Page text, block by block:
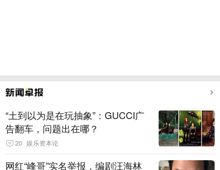
“土到以为是在玩抽象”：GUCCI广
告翻车，问题出在哪？
20 娱乐资本论
网红“峰哥”实名举报，编剧汪海林